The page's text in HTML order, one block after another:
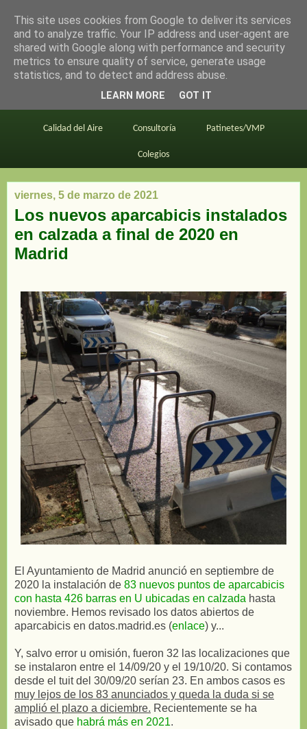
en bici por madrid
Este blog BiciMAD Primeros consejos
Calidad del Aire Consultoría Patinetes/VMP
Colegios
viernes, 5 de marzo de 2021
Los nuevos aparcabicis instalados
en calzada a final de 2020 en
Madrid
El Ayuntamiento de Madrid anunció en septiembre de
2020 la instalación de 83 nuevos puntos de aparcabicis
con hasta 426 barras en U ubicadas en calzada hasta
noviembre. Hemos revisado los datos abiertos de
aparcabicis en datos.madrid.es (enlace) y...
Y, salvo error u omisión, fueron 32 las localizaciones que
se instalaron entre el 14/09/20 y el 19/10/20. Si contamos
desde el tuit del 30/09/20 serían 23. En ambos casos es
muy lejos de los 83 anunciados y queda la duda si se
amplió el plazo a diciembre. Recientemente se ha
avisado que habrá más en 2021.
This site uses cookies from Google to deliver its services
and to analyze traffic. Your IP address and user-agent are
shared with Google along with performance and security
metrics to ensure quality of service, generate usage
statistics, and to detect and address abuse.
LEARN MORE GOT IT